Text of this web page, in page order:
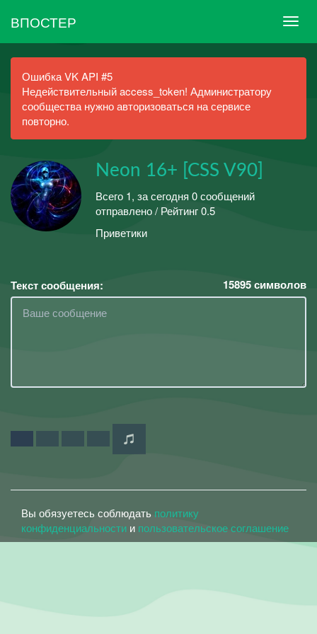
ВПОСТЕР
Ошибка VK API #5
Недействительный access_token! Администратору
сообщества нужно авторизоваться на сервисе
повторно.
Neon 16+ [CSS V90]
Всего 1, за сегодня 0 сообщений
отправлено / Рейтинг 0.5
Приветики
Текст сообщения: 15895символов
Вы обязуетесь соблюдать политику
конфиденциальности и пользовательское соглашение